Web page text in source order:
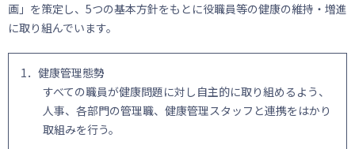
画」を策定し、5つの基本方針をもとに役職員等の健康の維持・増進
に取り組んでいます。
1．健康管理態勢
すべての職員が健康問題に対し自主的に取り組めるよう、
人事、各部門の管理職、健康管理スタッフと連携をはかり
取組みを行う。